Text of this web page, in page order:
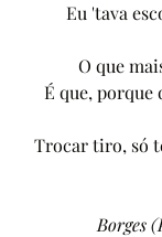
Eu 'tava
O que
É que, porque
Trocar tiro, só
Borges